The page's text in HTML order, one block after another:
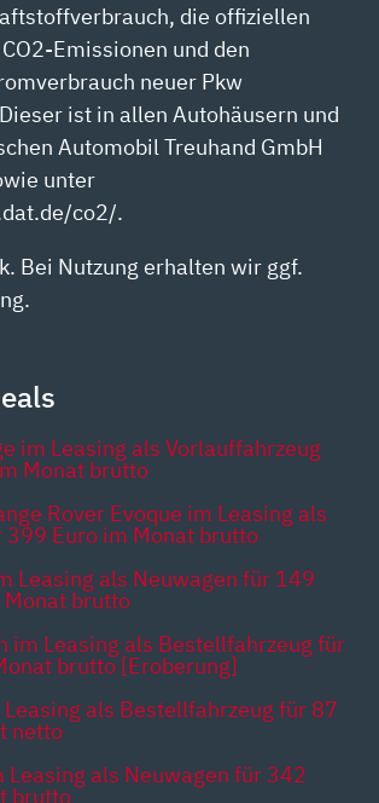
die offiziellen
Emissionen und den
neuer Pkw
ist in allen Autohäusern und
Automobil Treuhand GmbH
unter
co2/.
Bei Nutzung erhalten wir ggf.
im Leasing als Vorlauffahrzeug
Monat brutto
Rover Evoque im Leasing als
399 Euro im Monat brutto
Leasing als Neuwagen für 149
brutto
im Leasing als Bestellfahrzeug für
brutto [Eroberung]
Leasing als Bestellfahrzeug für 87
netto
Leasing als Neuwagen für 342
brutto